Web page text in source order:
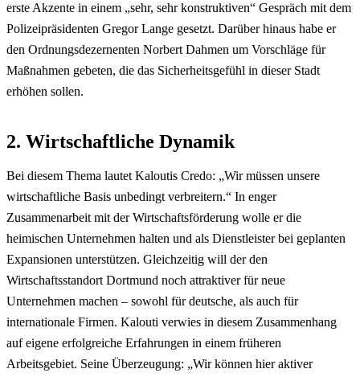
erste Akzente in einem „sehr, sehr konstruktiven“ Gespräch mit dem
Polizeipräsidenten Gregor Lange gesetzt. Darüber hinaus habe er
den Ordnungsdezernenten Norbert Dahmen um Vorschläge für
Maßnahmen gebeten, die das Sicherheitsgefühl in dieser Stadt
erhöhen sollen.
2. Wirtschaftliche Dynamik
Bei diesem Thema lautet Kaloutis Credo: „Wir müssen unsere
wirtschaftliche Basis unbedingt verbreitern.“ In enger
Zusammenarbeit mit der Wirtschaftsförderung wolle er die
heimischen Unternehmen halten und als Dienstleister bei geplanten
Expansionen unterstützen. Gleichzeitig will der den
Wirtschaftsstandort Dortmund noch attraktiver für neue
Unternehmen machen – sowohl für deutsche, als auch für
internationale Firmen. Kalouti verwies in diesem Zusammenhang
auf eigene erfolgreiche Erfahrungen in einem früheren
Arbeitsgebiet. Seine Überzeugung: „Wir können hier aktiver